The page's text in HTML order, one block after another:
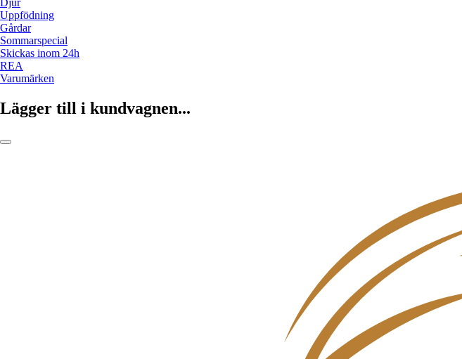
Djur
Uppfödning
Gårdar
Sommarspecial
Skickas inom 24h
REA
Varumärken
Lägger till i kundvagnen...